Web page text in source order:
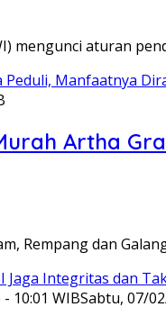
mengunci aturan
Artha
Rempang dan
10:01 WIBSabtu, 07/